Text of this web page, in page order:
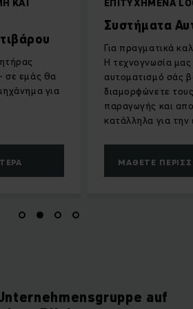
ΚΑΙ
σε εμάς θα
για
ΕΠΙΤΥΧΗΜΕΝΑ
Συστήματα
Για πραγματικά
Η τεχνογνωσία
αυτοματισμό σάς
διαμορφώνετε
παραγωγής και
κατάλληλα για την
ΜΆΘΕΤΕ
auf